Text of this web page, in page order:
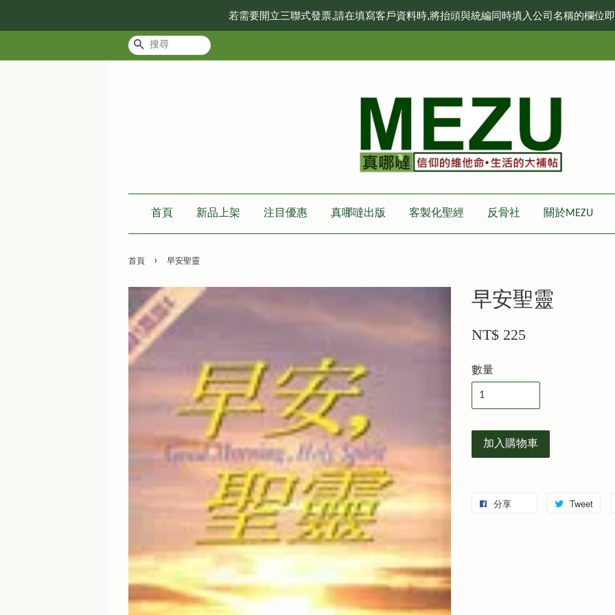
若需要開立三聯式發票,請在填寫客戶資料時,將抬頭與統編同時填入公司名稱的欄位
搜尋
首頁 新品上架 注目優惠 真哪噠出版 客製化聖經 反骨社 關於MEZU
首頁 › 早安聖靈
早安聖靈
NT$ 225
數量
加入購物車
分享 Tweet